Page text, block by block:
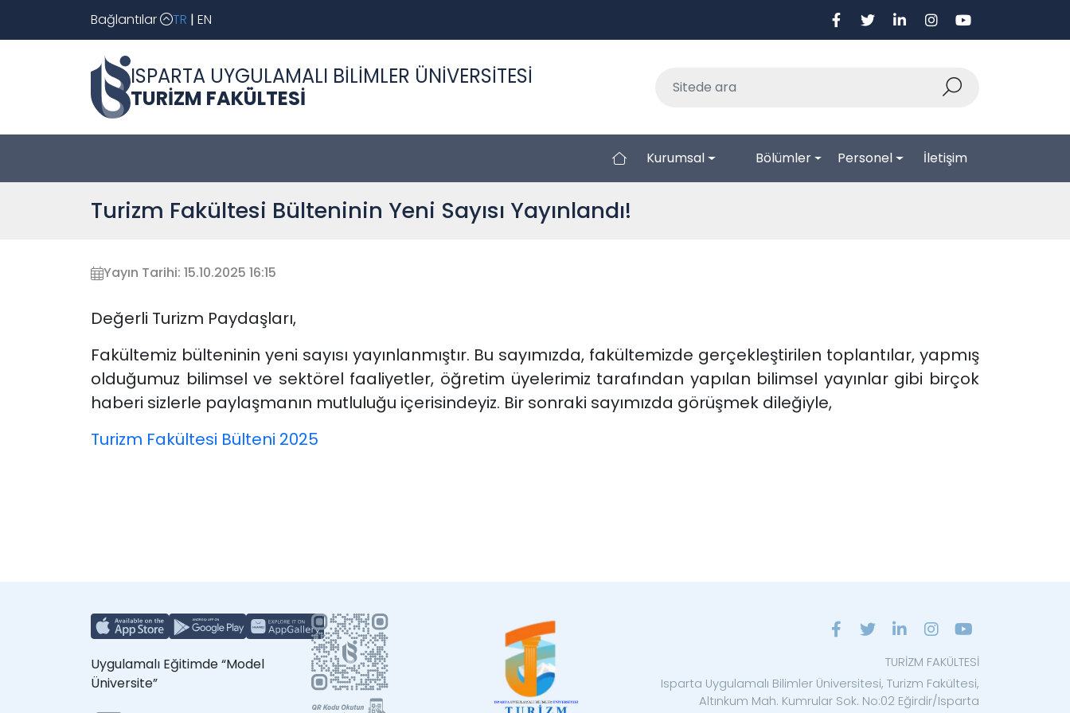
Bağlantılar TR | EN
ISPARTA UYGULAMALI BİLİMLER ÜNİVERSİTESİ
TURİZM FAKÜLTESİ
Kurumsal Bölümler Personel İletişim
Turizm Fakültesi Bülteninin Yeni Sayısı Yayınlandı!
Yayın Tarihi: 15.10.2025 16:15
Değerli Turizm Paydaşları,
Fakültemiz bülteninin yeni sayısı yayınlanmıştır. Bu sayımızda, fakültemizde gerçekleştirilen toplantılar, yapmış
olduğumuz bilimsel ve sektörel faaliyetler, öğretim üyelerimiz tarafından yapılan bilimsel yayınlar gibi birçok
haberi sizlerle paylaşmanın mutluluğu içerisindeyiz. Bir sonraki sayımızda görüşmek dileğiyle,
Turizm Fakültesi Bülteni 2025
Uygulamalı Eğitimde “Model
Üniversite”
TURİZM FAKÜLTESİ
Isparta Uygulamalı Bilimler Üniversitesi, Turizm Fakültesi,
Altınkum Mah. Kumrular Sok. No:02 Eğirdir/Isparta